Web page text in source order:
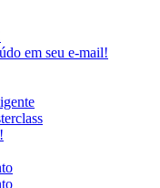
em seu e-mail!